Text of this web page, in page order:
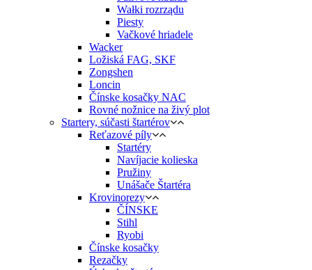
Wałki rozrządu
Piesty
Vačkové hriadele
Wacker
Ložiská FAG, SKF
Zongshen
Loncin
Čínske kosačky NAC
Rovné nožnice na živý plot
Startery, súčasti štartérov
Reťazové píly
Startéry
Navíjacie kolieska
Pružiny
Unášače Štartéra
Krovinorezy
ČÍNSKE
Stihl
Ryobi
Čínske kosačky
Rezačky